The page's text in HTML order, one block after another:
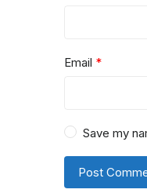
Email *
Save my